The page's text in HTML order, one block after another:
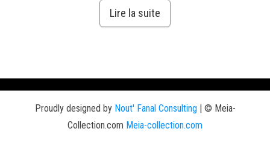
Lire la suite
Proudly designed by Nout' Fanal Consulting | © Meia-
Collection.com Meia-collection.com